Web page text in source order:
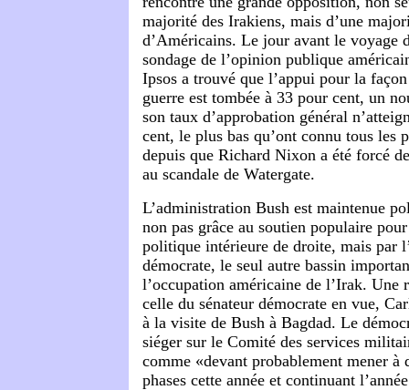
majorité des Irakiens, mais d’une
d’Américains. Le jour avant le voyage
sondage de l’opinion publique
Ipsos a trouvé que l’appui pour la
guerre est tombée à 33 pour cent, un
son taux d’approbation général
cent, le plus bas qu’ont connu tous les
depuis que Richard Nixon a été forcé
au scandale de Watergate.
L’administration Bush est maintenue
non pas grâce au soutien populaire
politique intérieure de droite, mais par
démocrate, le seul autre bassin
l’occupation américaine de l’Irak. Une
celle du sénateur démocrate en vue,
à la visite de Bush à Bagdad. Le
siéger sur le Comité des services
comme «devant probablement mener à
phases cette année et continuant